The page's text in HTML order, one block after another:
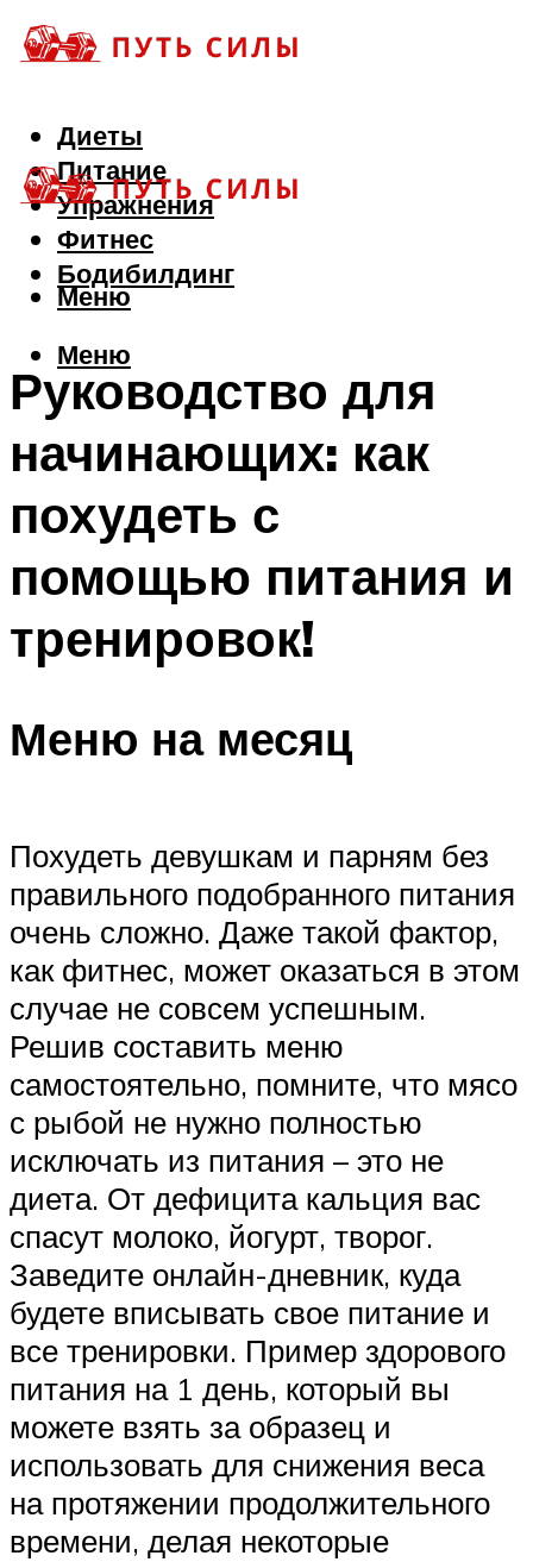
Диеты
Питание
Упражнения
Фитнес
Бодибилдинг
Меню
Меню
Руководство для
начинающих: как
похудеть с
помощью питания и
тренировок!
Меню на месяц
Похудеть девушкам и парням без
правильного подобранного питания
очень сложно. Даже такой фактор,
как фитнес, может оказаться в этом
случае не совсем успешным.
Решив составить меню
самостоятельно, помните, что мясо
с рыбой не нужно полностью
исключать из питания – это не
диета. От дефицита кальция вас
спасут молоко, йогурт, творог.
Заведите онлайн-дневник, куда
будете вписывать свое питание и
все тренировки. Пример здорового
питания на 1 день, который вы
можете взять за образец и
использовать для снижения веса
на протяжении продолжительного
времени, делая некоторые